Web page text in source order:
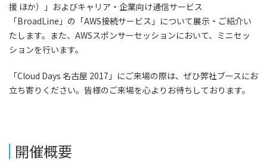
援 ほか）」およびキャリア・企業向け通信サービス
「BroadLine」の「AWS接続サービス」について展示・ご紹介い
たします。また、AWSスポンサーセッションにおいて、ミニセッ
ションを行います。
「Cloud Days 名古屋 2017」にご来場の際は、ぜひ弊社ブースにお
立ち寄りください。皆様のご来場を心よりお待ちしております。
開催概要